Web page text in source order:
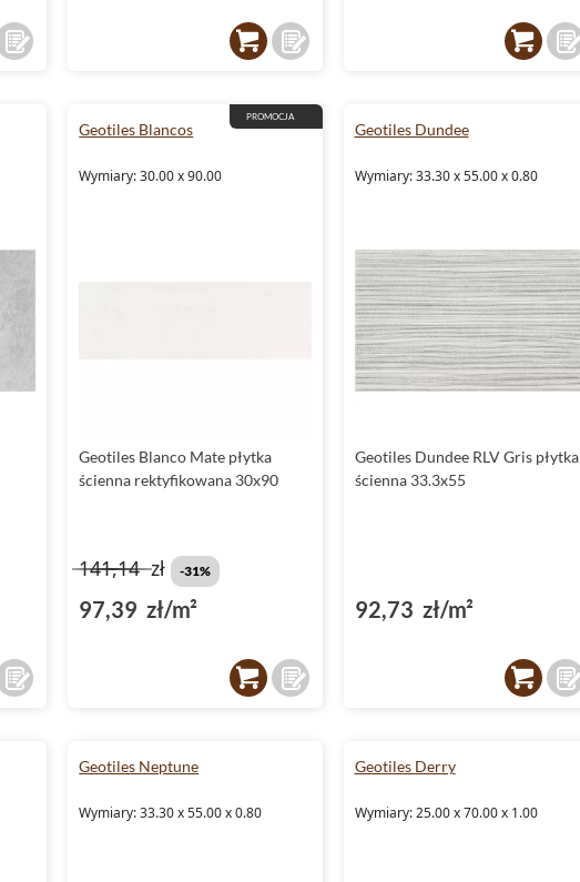
PROMOCJA
Geotiles Blancos
Wymiary: 30.00 x 90.00
Geotiles Blanco Mate płytka
ścienna rektyfikowana 30x90
141,14zł -31%
97,39 zł/m²
Geotiles Dundee
Wymiary: 33.30 x 55.00 x 0.80
Geotiles Dundee RLV Gris płytka
ścienna 33.3x55
92,73 zł/m²
Geotiles Neptune
Wymiary: 33.30 x 55.00 x 0.80
Geotiles Derry
Wymiary: 25.00 x 70.00 x 1.00